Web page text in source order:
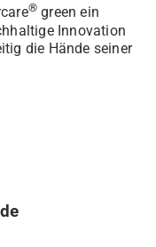
® green ein
Innovation
die Hände seiner